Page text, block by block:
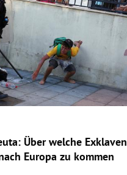
Über welche Exklaven
Europa zu kommen